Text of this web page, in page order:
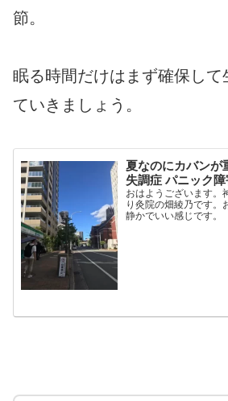
節。
眠る時間だけはまず確保して
ていきましょう。
夏なのにカバンが
失調症 パニック障
おはようございます。
り灸院の畑綾乃です。
静かでいい感じです